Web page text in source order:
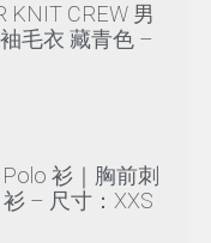
KNIT CREW 男
毛衣 藏青色 –
衫｜胸前刺
– 尺寸：XXS